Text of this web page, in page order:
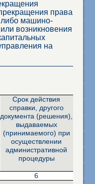
права
либо машино-
возникновения
на
Срок действия
справки, другого
документа (решения),
выдаваемых
(принимаемого) при
осуществлении
административной
процедуры
6